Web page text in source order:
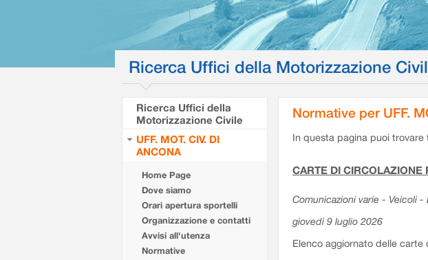
Ricerca Uffici della Motorizzazione
Ricerca Uffici della
Motorizzazione Civile
UFF. MOT. CIV. DI
ANCONA
Home Page
Dove siamo
Orari apertura sportelli
Organizzazione e contatti
Avvisi all'utenza
Normative
Normative per UFF.
In questa pagina puoi
CARTE DI CIRCOLAZIONE
Comunicazioni varie - Veicoli
giovedì 9 luglio 2026
Elenco aggiornato delle